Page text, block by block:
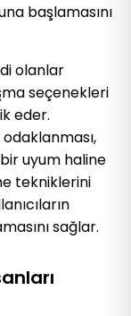
başlamasını
olanlar
seçenekleri
eder.
uyum haline
tekniklerini
sağlar.